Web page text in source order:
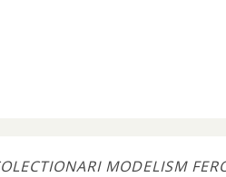
MODELISM